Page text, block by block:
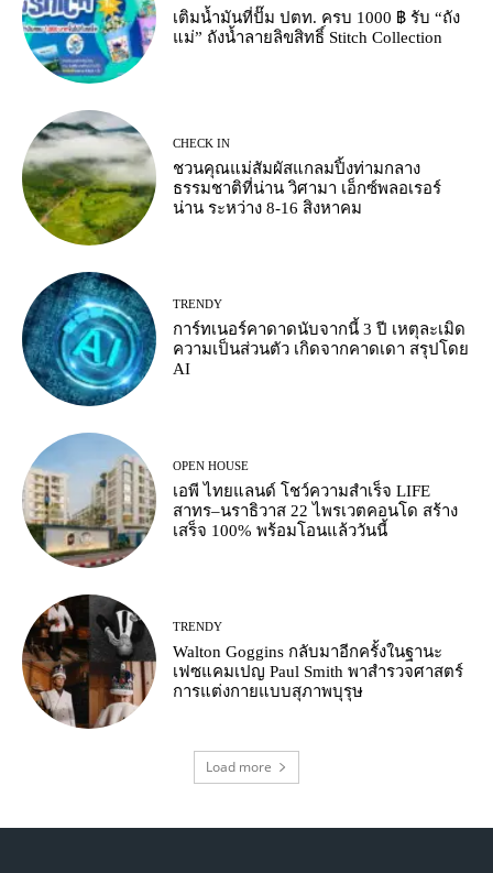
เติมน้ำมันที่ปั๊ม ปตท. ครบ 1000 ฿ รับ “ถัง
แม่” ถังน้ำลายลิขสิทธิ์ Stitch Collection
CHECK IN
ชวนคุณแม่สัมผัสแกลมปิ้งท่ามกลาง
ธรรมชาติที่น่าน วิศามา เอ็กซ์พลอเรอร์
น่าน ระหว่าง 8-16 สิงหาคม
TRENDY
การ์ทเนอร์คาดาดนับจากนี้ 3 ปี เหตุละเมิด
ความเป็นส่วนตัว เกิดจากคาดเดา สรุปโดย
AI
OPEN HOUSE
เอพี ไทยแลนด์ โชว์ความสำเร็จ LIFE
สาทร–นราธิวาส 22 ไพรเวตคอนโด สร้าง
เสร็จ 100% พร้อมโอนแล้ววันนี้
TRENDY
Walton Goggins กลับมาอีกครั้งในฐานะ
เฟซแคมเปญ Paul Smith พาสำรวจศาสตร์
การแต่งกายแบบสุภาพบุรุษ
Load more